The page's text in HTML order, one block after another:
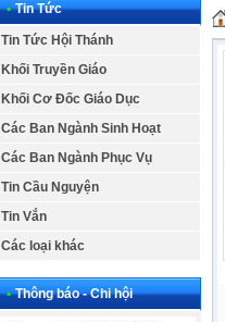
• Tin Tức
Tin Tức Hội Thánh
Khối Truyền Giáo
Khối Cơ Đốc Giáo Dục
Các Ban Ngành Sinh Hoạt
Các Ban Ngành Phục Vụ
Tin Cầu Nguyện
Tin Vắn
Các loại khác
• Thông báo - Chi hội